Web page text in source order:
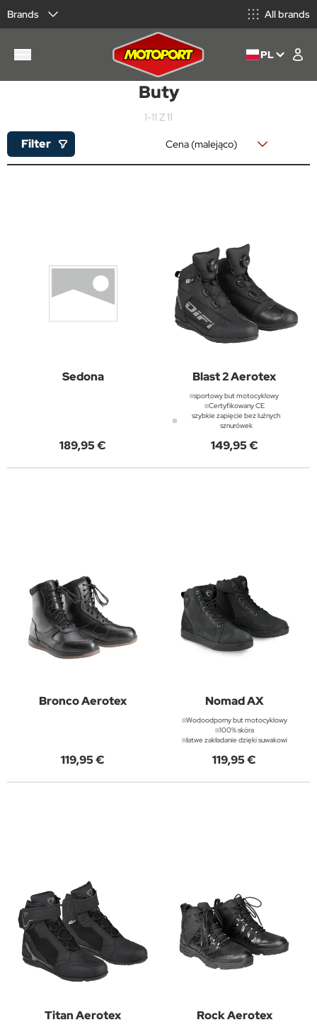
Brands All brands
PL
Buty
1-11 Z 11
Filter
Sedona
189,95 €
Blast 2 Aerotex
sportowy but motocyklowy
Certyfikowany CE
szybkie zapięcie bez luźnych
sznurówek
149,95 €
Bronco Aerotex
119,95 €
Nomad AX
Wodoodporny but motocyklowy
100% skóra
łatwe zakładanie dzięki suwakowi
119,95 €
Titan Aerotex Rock Aerotex